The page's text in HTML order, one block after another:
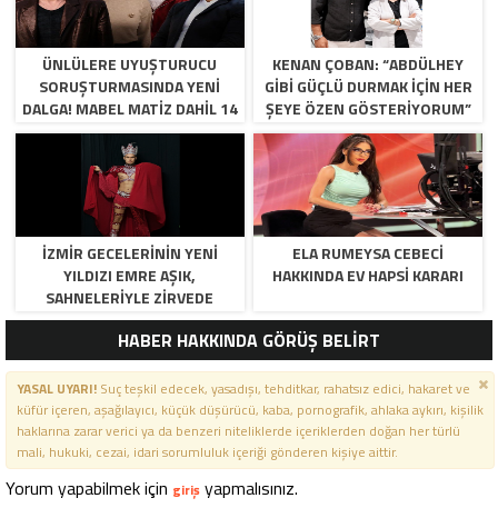
ÜNLÜLERE UYUŞTURUCU
SORUŞTURMASINDA YENI
DALGA! MABEL MATIZ DAHIL 14
KIŞI GÖZALTINA ALINDI
KENAN ÇOBAN: “ABDÜLHEY
GIBI GÜÇLÜ DURMAK İÇIN HER
ŞEYE ÖZEN GÖSTERIYORUM”
İZMIR GECELERININ YENI
YILDIZI EMRE AŞIK,
SAHNELERIYLE ZIRVEDE
ELA RUMEYSA CEBECI
HAKKINDA EV HAPSI KARARI
HABER HAKKINDA GÖRÜŞ BELİRT
YASAL UYARI!Suç teşkil edecek, yasadışı, tehditkar, rahatsız edici, hakaret ve
küfür içeren, aşağılayıcı, küçük düşürücü, kaba, pornografik, ahlaka aykırı, kişilik
haklarına zarar verici ya da benzeri niteliklerde içeriklerden doğan her türlü
mali, hukuki, cezai, idari sorumluluk içeriği gönderen kişiye aittir.
Yorum yapabilmek için giriş yapmalısınız.